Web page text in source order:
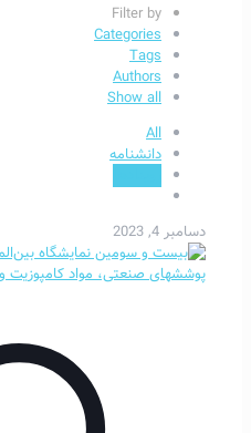
Filter by
Categories
Tags
Authors
Show all
All
دانشنامه
دسامبر 4, 2023